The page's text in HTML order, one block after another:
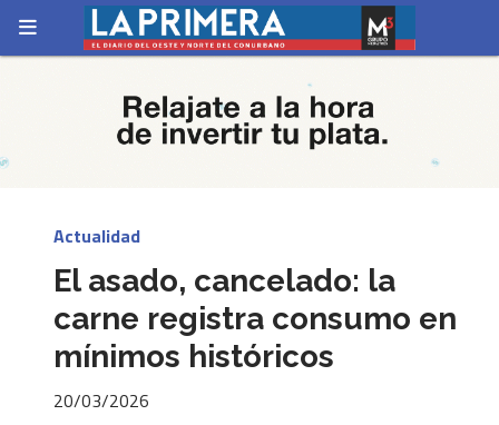
El asado, cancelado: la
carne registra consumo en
mínimos históricos
Actualidad
20/03/2026